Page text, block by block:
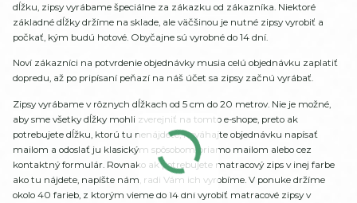
dĺžku, zipsy vyrábame špeciálne za zákazku od zákazníka. Niektoré
základné dĺžky držíme na sklade, ale väčšinou je nutné zipsy vyrobiť a
počkať, kým budú hotové. Obyčajne sú vyrobné do 14 dní.
Noví zákazníci na potvrdenie objednávky musia celú objednávku zaplatiť
dopredu, až po pripísaní peňazí na náš účet sa zipsy začnú vyrábať.
Zipsy vyrábame v rôznych dĺžkach od 5 cm do 20 metrov. Nie je možné,
aby sme všetky dĺžky mohli zverejniť na tomto e-shope, preto ak
potrebujete dĺžku, ktorú tu nenájdete, neváhajte objednávku napísať
mailom a odoslať ju klasickým spôsobom priamo mailom alebo cez
kontaktný formulár. Rovnako ak potrebujete matracový zips v inej farbe
ako tu nájdete, napíšte nám, radi Vám ich vyrobíme. V ponuke držíme
okolo 40 farieb, z ktorým vieme do 14 dní vyrobiť matracové zipsy v